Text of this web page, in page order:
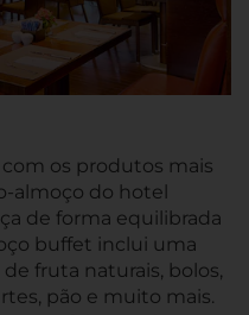
os produtos mais
almoço do hotel
de forma equilibrada
buffet inclui uma
fruta naturais, bolos,
pão e muito mais.